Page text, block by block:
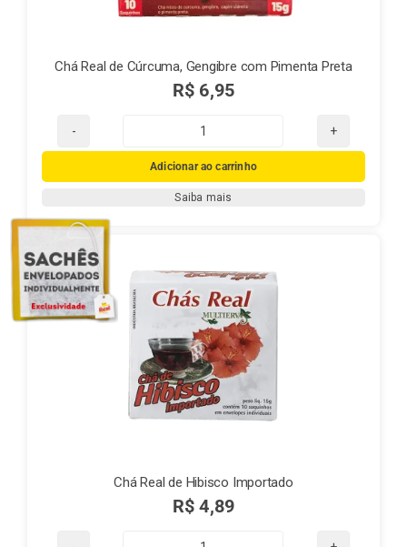
Chá Real de Cúrcuma, Gengibre com Pimenta Preta
R$ 6,95
Chá
Real
de
Pimenta
Preta
quantidade
Adicionar ao carrinho
Saiba mais
Chá Real de Hibisco Importado
R$ 4,89